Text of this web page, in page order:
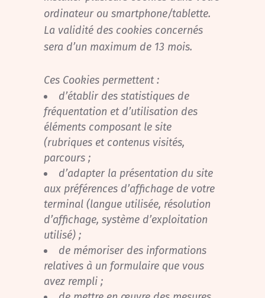
ordinateur ou smartphone/tablette.
La validité des cookies concernés
sera d’un maximum de 13 mois.
Ces Cookies permettent :
d’établir des statistiques de
fréquentation et d’utilisation des
éléments composant le site
(rubriques et contenus visités,
parcours ;
d’adapter la présentation du site
aux préférences d’affichage de votre
terminal (langue utilisée, résolution
d’affichage, système d’exploitation
utilisé) ;
de mémoriser des informations
relatives à un formulaire que vous
avez rempli ;